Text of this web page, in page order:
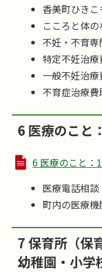
香美町ひき
こころと体
不妊・不育
特定不妊治
一般不妊治
不育症治療
6 医療のこと
6 医療のこと：
医療電話相談
町内の医療機
7 保育所（保
幼稚園・小学